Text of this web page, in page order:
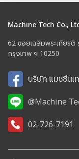
Machine Tech Co.,
62 ซอยเฉลิมพระเกียรติ
กรุงเทพ ฯ 10250
บริษัท แมชชีนเ
@Machine
02-726-7191